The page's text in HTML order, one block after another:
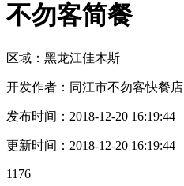
不勿客简餐
区域： 黑龙江佳木斯
开发作者： 同江市不勿客快餐店
发布时间： 2018-12-20 16:19:44
更新时间： 2018-12-20 16:19:44
1176